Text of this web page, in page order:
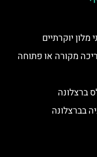
מקורה או פתוחה
ברצלונה
בברצלונה